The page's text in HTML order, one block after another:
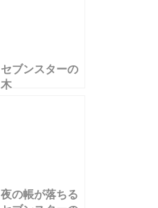
セブンスターの
木
夜の帳が落ちる